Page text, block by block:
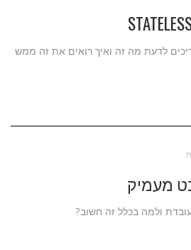
לדעת מה זה ואיך רואים את זה ממש